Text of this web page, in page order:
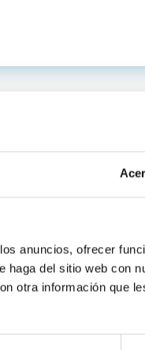
anuncios, ofrecer
haga del sitio web con
otra información que
IAC